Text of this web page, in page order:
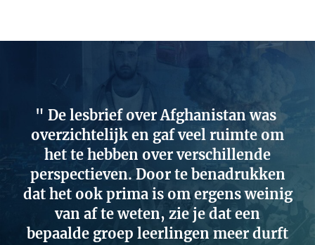
De lesbrief over Afghanistan was
overzichtelijk en gaf veel ruimte om
het te hebben over verschillende
perspectieven. Door te benadrukken
dat het ook prima is om ergens weinig
van af te weten, zie je dat een
bepaalde groep leerlingen meer durft